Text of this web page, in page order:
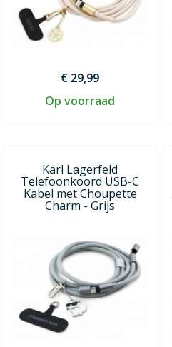
€ 29,99
Op voorraad
Karl Lagerfeld
Telefoonkoord USB-C
Kabel met Choupette
Charm - Grijs